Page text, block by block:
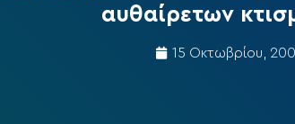
αυθαίρετων
15 Οκτωβρίου,